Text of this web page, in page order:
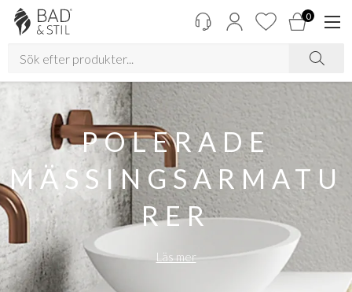
0
POLERADE
MÄSSINGSARMATU
RER
Läs mer